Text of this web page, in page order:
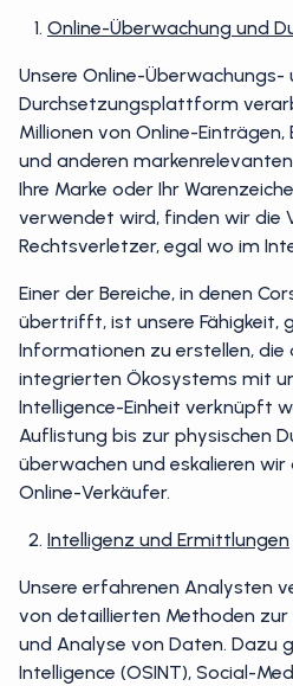
Online-Überwachung und
Unsere Online-Überwachungs-
Durchsetzungsplattform
Millionen von Online-Einträgen,
und anderen
Ihre Marke oder Ihr
verwendet wird, finden wir die
Rechtsverletzer, egal wo im
Einer der Bereiche, in denen
übertrifft, ist unsere Fähigkeit,
Informationen zu erstellen, die
integrierten Ökosystems mit
Intelligence-Einheit verknüpft
Auflistung bis zur physischen
überwachen und eskalieren
Online-Verkäufer.
Intelligenz und Ermittlungen
Unsere erfahrenen Analysten
von detaillierten Methoden zur
und Analyse von Daten. Dazu
Intelligence (OSINT), Social-